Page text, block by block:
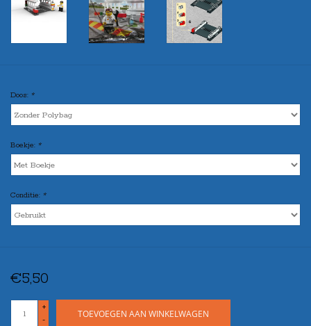
Doos: *
Boekje: *
Conditie: *
€5,50
+
-
TOEVOEGEN AAN WINKELWAGEN